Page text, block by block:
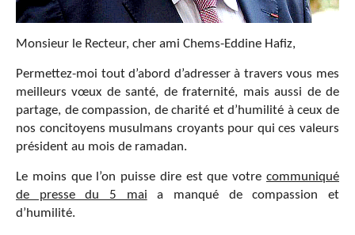
Monsieur le Recteur, cher ami Chems-Eddine Hafiz,
Permettez-moi tout d’abord d’adresser à travers vous mes
meilleurs vœux de santé, de fraternité, mais aussi de de
partage, de compassion, de charité et d’humilité à ceux de
nos concitoyens musulmans croyants pour qui ces valeurs
président au mois de ramadan.
Le moins que l’on puisse dire est que votre communiqué
de presse du 5 mai a manqué de compassion et
d’humilité.